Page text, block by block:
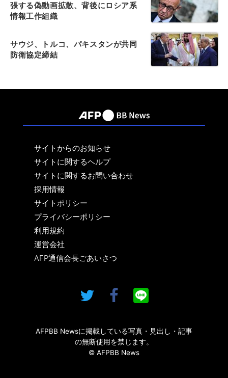
張する偽動画拡散、背後にロシア系
情報工作組織
サウジ、トルコ、パキスタンが共同
防衛協定締結
サイトからのお知らせ
サイトに関するヘルプ
サイトに関するお問い合わせ
採用情報
サイトポリシー
プライバシーポリシー
利用規約
運営会社
AFP通信会長ごあいさつ
AFPBB Newsに掲載している写真・見出し・記事
の無断使用を禁じます。
© AFPBB News